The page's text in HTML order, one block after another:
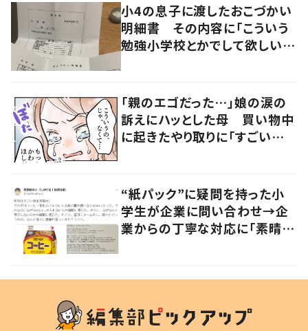
小4の息子に渡したおこづかい
明細書 その内容に「こういう
勉強小学校とかでして欲しい」
「親のエゴだった…」娘の涙の
訴えにハッとした母 買い物中
に起きたやり取りに「すごい分
“紙パック”に疑問を持った小
学生が企業に問い合わせ→企
業からの丁寧な対応に「素晴ら